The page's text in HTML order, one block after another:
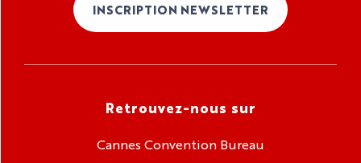
INSCRIPTION NEWSLETTER
Retrouvez-nous sur
Cannes Convention Bureau